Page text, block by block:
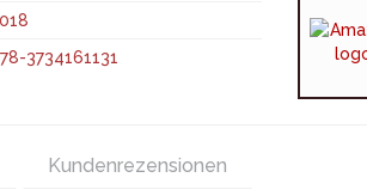
3734161131
Kundenrezensionen